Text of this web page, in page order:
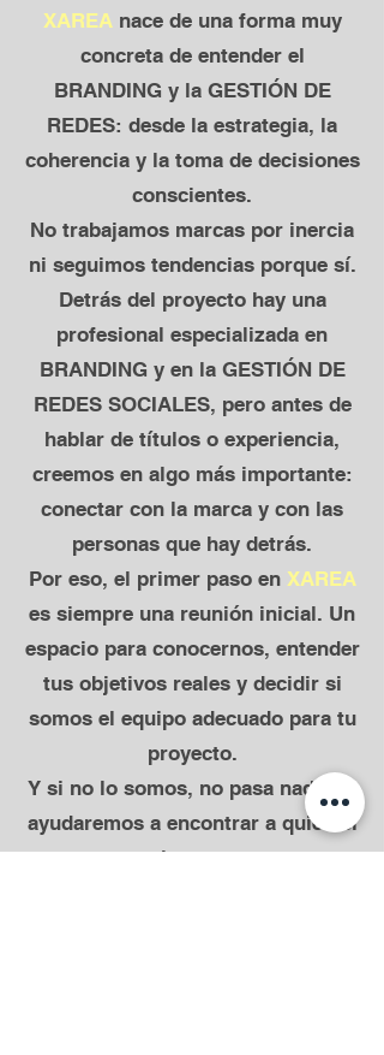
XAREAnace de una forma muy
concreta de entender el
BRANDING y la GESTIÓN DE
REDES: desde la estrategia, la
coherencia y la toma de decisiones
conscientes.
No trabajamos marcas por inercia
ni seguimos tendencias porque sí.
Detrás del proyecto hay una
profesional especializada en
BRANDING y en la GESTIÓN DE
REDES SOCIALES, pero antes de
hablar de títulos o experiencia,
creemos en algo más importante:
conectar con la marca y con las
personas que hay detrás.
Por eso, el primer paso en XAREA
es siempre una reunión inicial. Un
espacio para conocernos, entender
tus objetivos reales y decidir si
somos el equipo adecuado para tu
proyecto.
Y si no lo somos, no pasa nada: te
ayudaremos a encontrar a quien sí
lo sea.